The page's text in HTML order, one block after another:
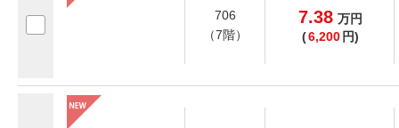
706
（7階）
7.38 万円
(6,200 円)